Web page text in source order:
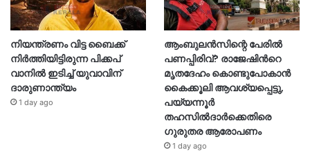
നിയന്ത്രണം വിട്ട ബൈക്ക്
നിർത്തിയിട്ടിരുന്ന പിക്കപ്
വാനിൽ ഇടിച്ച് യുവാവിന്
ദാരുണാന്ത്യം
1 day ago
ആംബുലൻസിന്റെ പേരിൽ
പണപ്പിരിവ്? രാജേഷിന്‍റെ
മൃതദേഹം കൊണ്ടുപോകാൻ
കൈക്കൂലി ആവശ്യപ്പെട്ടു,
പയ്യന്നൂർ
തഹസിൽദാർക്കെതിരെ
ഗുരുതര ആരോപണം
1 day ago